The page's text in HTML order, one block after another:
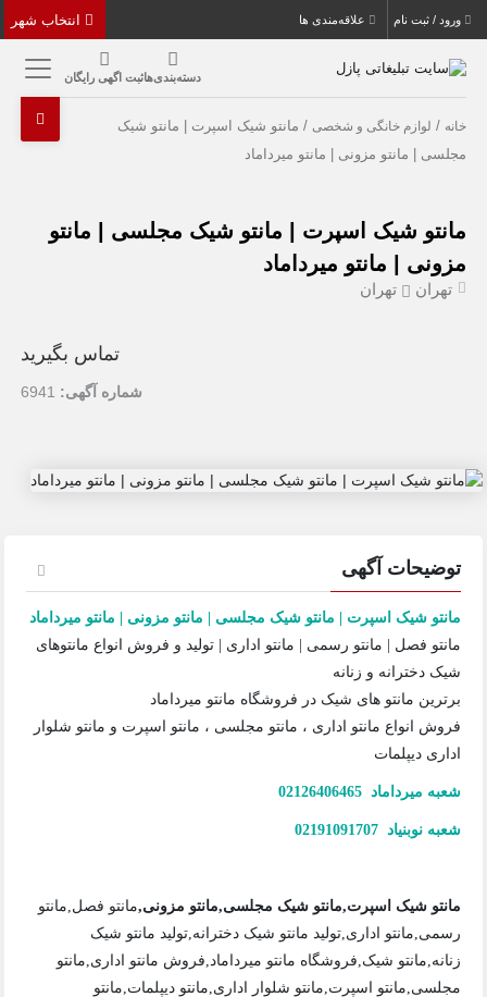
ورود / ثبت نام علاقه‌مندی ها
دسته‌بندی‌هاثبت اگهی رایگان
خانه / لوازم خانگی و شخصی / مانتو شیک اسپرت | مانتو شیک
مجلسی | مانتو مزونی | مانتو میرداماد
مانتو شیک اسپرت | مانتو شیک مجلسی | مانتو
مزونی | مانتو میرداماد
تهران تهران
تماس بگیرید
شماره آگهی: 6941
توضیحات آگهی
مانتو شیک اسپرت | مانتو شیک مجلسی | مانتو مزونی | مانتو میرداماد
مانتو فصل | مانتو رسمی | مانتو اداری | تولید و فروش انواع مانتوهای
شیک دخترانه و زنانه
برترین مانتو های شیک در فروشگاه مانتو میرداماد
فروش انواع مانتو اداری ، مانتو مجلسی ، مانتو اسپرت و مانتو شلوار
اداری دیپلمات
شعبه میرداماد 02126406465
شعبه نوبنیاد 02191091707
مانتو شیک اسپرت,مانتو شیک مجلسی,مانتو مزونی,مانتو فصل,مانتو
رسمی,مانتو اداری,تولید مانتو شیک دخترانه,تولید مانتو شیک
زنانه,مانتو شیک,فروشگاه مانتو میرداماد,فروش مانتو اداری,مانتو
مجلسی,مانتو اسپرت,مانتو شلوار اداری,مانتو دیپلمات,مانتو